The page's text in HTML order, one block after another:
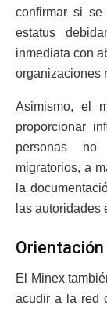
confirmar si
estatus
inmediata con
organizaciones
Asimismo, el
proporcionar
personas no
migratorios, a
la
las autoridades
El Minex
acudir a la red